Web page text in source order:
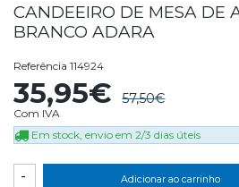
CANDEEIRO DE MESA DE
BRANCO ADARA
Referência 114924
35,95€ 57,50€
Com IVA
Em stock, envio em 2/3 dias úteis
- Adicionar ao carrinho